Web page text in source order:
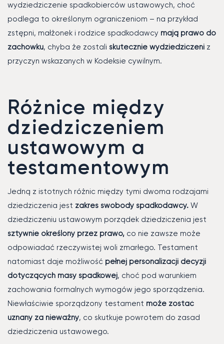
wydziedziczenie spadkobierców ustawowych, choć
podlega to określonym ograniczeniom – na przykład
zstępni, małżonek i rodzice spadkodawcy mają prawo do
zachowku, chyba że zostali skutecznie wydziedziczeni z
przyczyn wskazanych w Kodeksie cywilnym.
Różnice między
dziedziczeniem
ustawowym a
testamentowym
Jedną z istotnych różnic między tymi dwoma rodzajami
dziedziczenia jest zakres swobody spadkodawcy. W
dziedziczeniu ustawowym porządek dziedziczenia jest
sztywnie określony przez prawo, co nie zawsze może
odpowiadać rzeczywistej woli zmarłego. Testament
natomiast daje możliwość pełnej personalizacji decyzji
dotyczących masy spadkowej, choć pod warunkiem
zachowania formalnych wymogów jego sporządzenia.
Niewłaściwie sporządzony testament może zostać
uznany za nieważny, co skutkuje powrotem do zasad
dziedziczenia ustawowego.